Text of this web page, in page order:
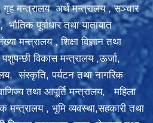
गृह मन्त्रालयअर्थ मन्त्रालय,सञ्‍चार
भौतिक पूर्वाधार तथा यातायात
मन्त्रालय,शिक्षा विज्ञान तथा
विकास मन्त्रालय ,ऊर्जा,
,संस्कृति, पर्यटन तथा नागरिक
तथा आपूर्ति मन्त्रालय,महिला
मन्त्रालय , भूमि व्यवस्था,सहकारी तथा